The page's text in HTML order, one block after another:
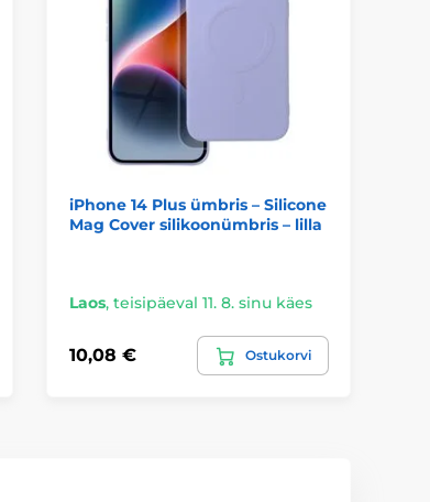
iPhone 14 Plus ümbris – Silicone
Mag Cover silikoonümbris – lilla
Laos, teisipäeval 11. 8. sinu käes
10,08 € Ostukorvi